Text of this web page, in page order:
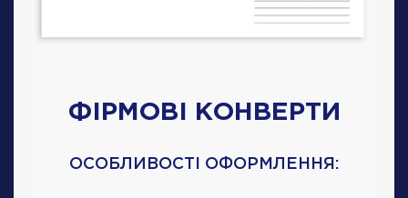
ФІРМОВІ КОНВЕРТИ
ОСОБЛИВОСТІ ОФОРМЛЕННЯ: